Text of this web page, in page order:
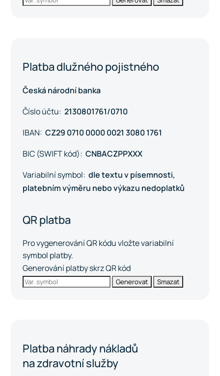
Platba dlužného pojistného
Česká národní banka
Číslo účtu: 2130801761/0710
IBAN: CZ29 0710 0000 0021 3080 1761
BIC (SWIFT kód): CNBACZPPXXX
Variabilní symbol: dle textu v písemnosti,
platebním výměru nebo výkazu nedoplatků
QR platba
Pro vygenerování QR kódu vložte variabilní
symbol platby.
Generování platby skrz QR kód
Generovat Smazat
Platba náhrady nákladů
na zdravotní služby